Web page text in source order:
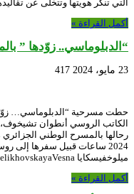
التي تنكر هويتها وتتخلى عن
أكمل القراءة »
“الدبلوماسي.. زوّدها ”
23 مايو، 2024 417
حطت مسرحية “الدبلوماسي…
الكاتب الروسي أنطوان تشيخوف،
2024 ساعات قبيل سفرها إلى
ميلوخفيسكايا MelikhovskayaVesna” استمتع حضور لافت بالمسرحية …
أكمل القراءة »